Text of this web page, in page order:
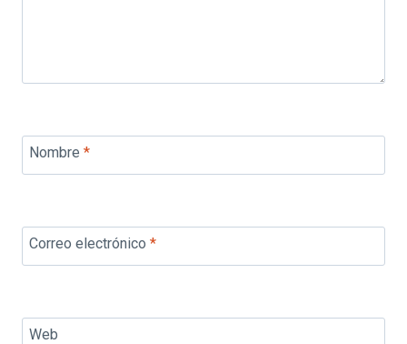
Nombre *
Correo electrónico *
Web